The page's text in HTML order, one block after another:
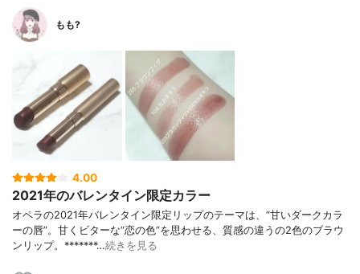
もも?
4.00
2021年のバレンタイン限定カラー
オペラの2021年バレンタイン限定リップのテーマは、“甘いダークカラ
ーの唇”。甘くビターな“恋の色”を思わせる、質感の違うの2色のブラウ
ンリップ。*******…続きを見る